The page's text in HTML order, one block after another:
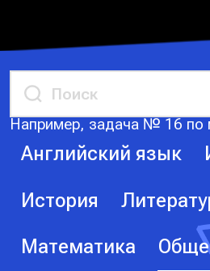
Например, задача № 16 по
Английский язык
История
Математика